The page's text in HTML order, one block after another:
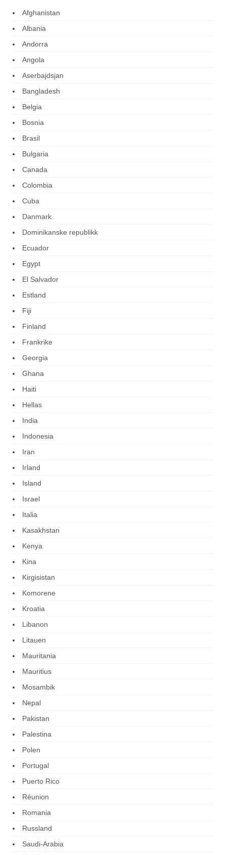
Afghanistan
Albania
Andorra
Angola
Aserbajdsjan
Bangladesh
Belgia
Bosnia
Brasil
Bulgaria
Canada
Colombia
Cuba
Danmark
Dominikanske republikk
Ecuador
Egypt
El Salvador
Estland
Fiji
Finland
Frankrike
Georgia
Ghana
Haiti
Hellas
India
Indonesia
Iran
Irland
Island
Israel
Italia
Kasakhstan
Kenya
Kina
Kirgisistan
Komorene
Kroatia
Libanon
Litauen
Mauritania
Mauritius
Mosambik
Nepal
Pakistan
Palestina
Polen
Portugal
Puerto Rico
Réunion
Romania
Russland
Saudi-Arabia